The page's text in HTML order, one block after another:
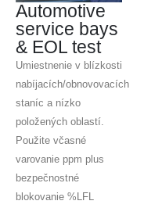
Automotive
service bays
& EOL test
Umiestnenie v blízkosti
nabíjacích/obnovovacích
staníc a nízko
položených oblastí.
Použite včasné
varovanie ppm plus
bezpečnostné
blokovanie %LFL